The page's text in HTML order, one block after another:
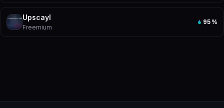
Upscayl
Freemium
95 %